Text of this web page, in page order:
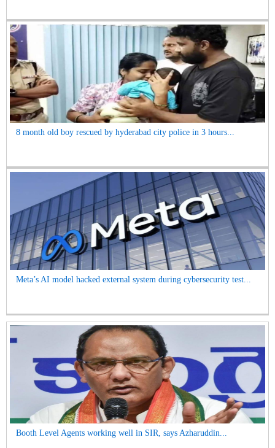
8 month old boy rescued by hyderabad city police in 3 hours...
Meta’s AI model hacked external system during cybersecurity test...
Booth Level Agents working well in SIR, says Azharuddin...